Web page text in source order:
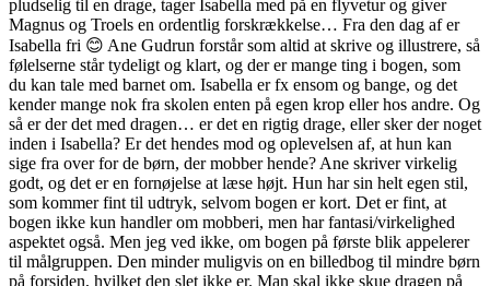
pludselig til en drage, tager Isabella med på en flyvetur og giver
Magnus og Troels en ordentlig forskrækkelse… Fra den dag af er
Isabella fri 😊 Ane Gudrun forstår som altid at skrive og illustrere, så
følelserne står tydeligt og klart, og der er mange ting i bogen, som
du kan tale med barnet om. Isabella er fx ensom og bange, og det
kender mange nok fra skolen enten på egen krop eller hos andre. Og
så er der det med dragen… er det en rigtig drage, eller sker der noget
inden i Isabella? Er det hendes mod og oplevelsen af, at hun kan
sige fra over for de børn, der mobber hende? Ane skriver virkelig
godt, og det er en fornøjelse at læse højt. Hun har sin helt egen stil,
som kommer fint til udtryk, selvom bogen er kort. Det er fint, at
bogen ikke kun handler om mobberi, men har fantasi/virkelighed
aspektet også. Men jeg ved ikke, om bogen på første blik appelerer
til målgruppen. Den minder muligvis on en billedbog til mindre børn
på forsiden, hvilket den slet ikke er. Man skal ikke skue dragen på